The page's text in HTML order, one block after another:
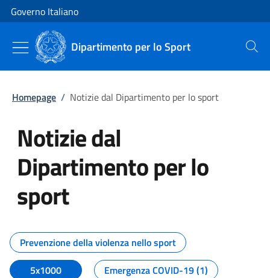
Vai al contenuto
Vai alla navigazione del sito
Governo Italiano
Dipartimento per lo Sport Cerca
Homepage / Notizie dal Dipartimento per lo sport
Notizie dal
Dipartimento per lo
sport
Tutti i contenuti della pagina
Prevenzione della violenza nello sport
5x1000
Emergenza COVID-19 (1)